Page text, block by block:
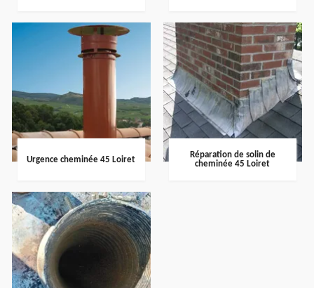
Urgence cheminée 45 Loiret
Réparation de solin de
cheminée 45 Loiret